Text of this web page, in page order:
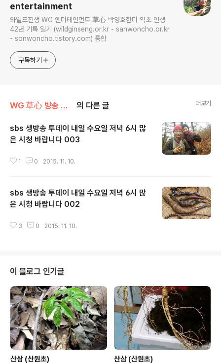
entertainment
와일드진생 WG 엔터테인먼트 草心 박영호헌터 약초 인생
42년 기록 일기 (wildginseng.or.kr - sanwoncho.or.kr
- sonwoncho.tistory.com) 통합
구독하기
WG 草心 방송 출연 기록 정보 의 다른 글 더보기
sbs 생방송 투데이 내일 수요일 저녁 6시 많
은 시청 바랍니다 003
1 0 2015. 11. 10.
sbs 생방송 투데이 내일 수요일 저녁 6시 많
은 시청 바랍니다 002
3 0 2015. 11. 10.
이 블로그 인기글
산삼 (산원초) 산삼 (산원초)